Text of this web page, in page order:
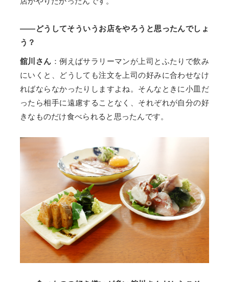
——どうしてそういうお店をやろうと思ったんでしょ
う？
舘川さん ：例えばサラリーマンが上司とふたりで飲み
にいくと、どうしても注文を上司の好みに合わせなけ
ればならなかったりしますよね。そんなときに小皿だ
ったら相手に遠慮することなく、それぞれが自分の好
きなものだけ食べられると思ったんです。